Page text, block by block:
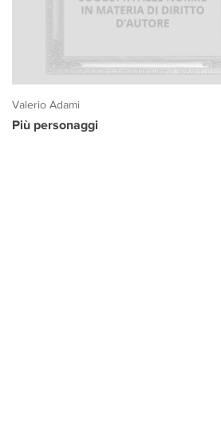
Valerio Adami
Più personaggi